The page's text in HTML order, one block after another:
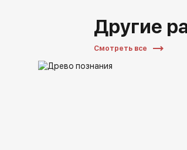
Другие
Смотреть все